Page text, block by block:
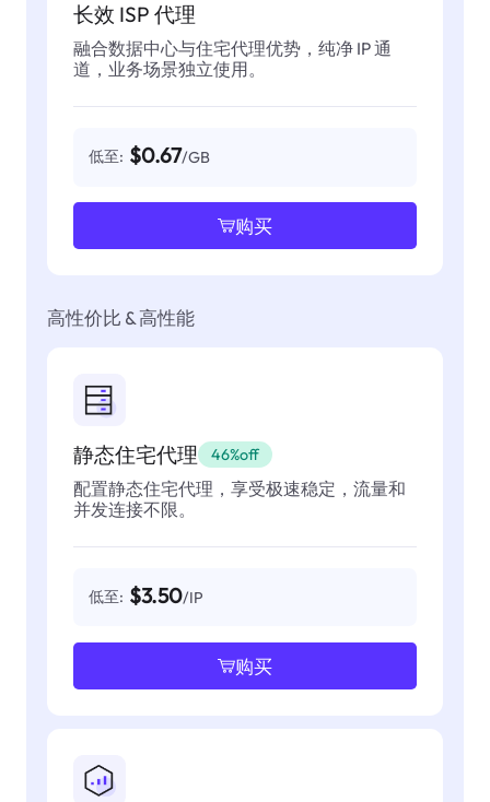
长效 ISP 代理
融合数据中心与住宅代理优势，纯净 IP 通
道，业务场景独立使用。
低至: $0.67/GB
购买
高性价比 & 高性能
静态住宅代理 46%off
配置静态住宅代理，享受极速稳定，流量和
并发连接不限。
低至: $3.50/IP
购买